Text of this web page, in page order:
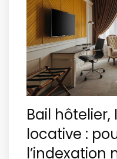
Bail hôtelier,
locative :
l’indexation